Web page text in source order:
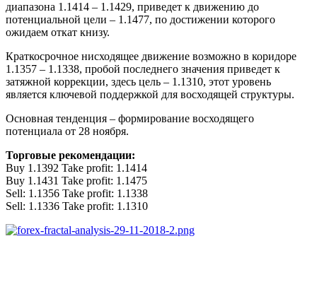
диапазона 1.1414 – 1.1429, приведет к движению до
потенциальной цели – 1.1477, по достижении которого
ожидаем откат книзу.
Краткосрочное нисходящее движение возможно в коридоре
1.1357 – 1.1338, пробой последнего значения приведет к
затяжной коррекции, здесь цель – 1.1310, этот уровень
является ключевой поддержкой для восходящей структуры.
Основная тенденция – формирование восходящего
потенциала от 28 ноября.
Торговые рекомендации:
Buy 1.1392 Take profit: 1.1414
Buy 1.1431 Take profit: 1.1475
Sell: 1.1356 Take profit: 1.1338
Sell: 1.1336 Take profit: 1.1310